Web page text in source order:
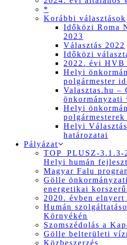
*
Korábbi választások
Időközi Roma
2023
Választás 2022
Időközi
2022. évi HVB
Helyi
polgármester
Valasztas.hu –
önkormányzati
Helyi
Helyi
határozatai
Pályázat
TOP_PLUSZ-3.1.3-
Helyi humán
Magyar Falu
Gölle
energetikai
2020. évben elnyert
Humán
Környékén
Szomszédolás a
Gölle belterületi
Közbeszerzés